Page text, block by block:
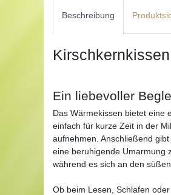
Beschreibung
Ein liebevoller
Das Wärmekissen bietet eine
einfach für kurze Zeit in der
aufnehmen. Anschließend
eine beruhigende Umarmung
während es sich an den
Ob beim Lesen, Schlafen